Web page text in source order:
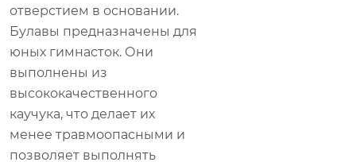
отверстием в основании.
Булавы предназначены для
юных гимнасток. Они
выполнены из
высококачественного
каучука, что делает их
менее травмоопасными и
позволяет выполнять